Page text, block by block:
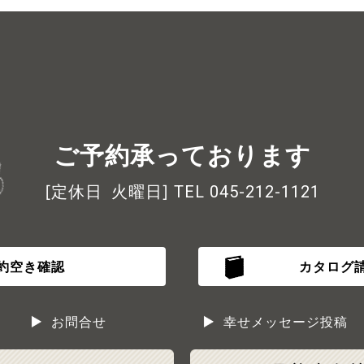
ご予約承っております
[定休日 火曜日] TEL 045-212-1121
空き確認 カタログ
お問合せ 幸せメッセージ投稿